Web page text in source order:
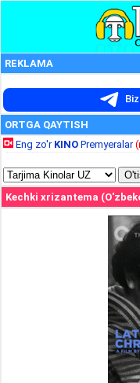
REKLAMA
ORTGA QAYTISH
Eng zo'r KINO Premyeralar
Kechki xrizantema